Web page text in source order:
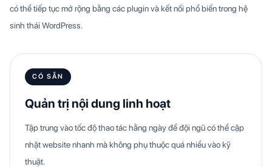
có thể tiếp tục mở rộng bằng các plugin và kết nối phổ biến trong hệ
sinh thái WordPress.
CÓ SẴN
Quản trị nội dung linh hoạt
Tập trung vào tốc độ thao tác hằng ngày để đội ngũ có thể cập
nhật website nhanh mà không phụ thuộc quá nhiều vào kỹ
thuật.